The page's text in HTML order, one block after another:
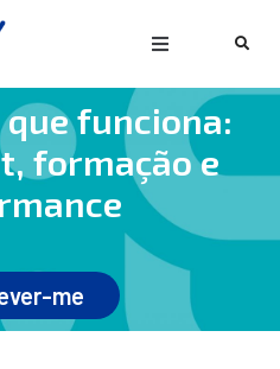
funciona:
formação e
me